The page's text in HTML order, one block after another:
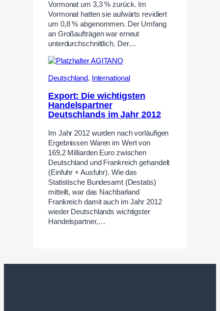
Vormonat um 3,3 % zurück. Im
Vormonat hatten sie aufwärts revidiert
um 0,8 % abgenommen. Der Umfang
an Großaufträgen war erneut
unterdurchschnittlich. Der…
Deutschland, International
Export: Die wichtigsten
Handelspartner
Deutschlands im Jahr 2012
Im Jahr 2012 wurden nach vorläufigen
Ergebnissen Waren im Wert von
169,2 Milliarden Euro zwischen
Deutschland und Frankreich gehandelt
(Einfuhr + Ausfuhr). Wie das
Statistische Bundesamt (Destatis)
mitteilt, war das Nachbarland
Frankreich damit auch im Jahr 2012
wieder Deutschlands wichtigster
Handelspartner,…